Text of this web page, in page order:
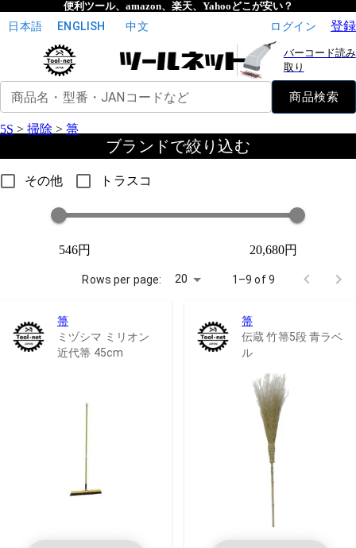
便利ツール、amazon、楽天、Yahooどこが安い？
日本語 ENGLISH 中文 ログイン 登録
バーコード読み
取り
商品名・型番・JANコードなど 商品検索
5S > 掃除 > 箒
ブランドで絞り込む
その他 トラスコ
546円 20,680円
Rows per page: 20 1–9 of 9
箒
ミヅシマ ミリオン
近代箒 45cm
箒
伝蔵 竹箒5段 青ラベ
ル